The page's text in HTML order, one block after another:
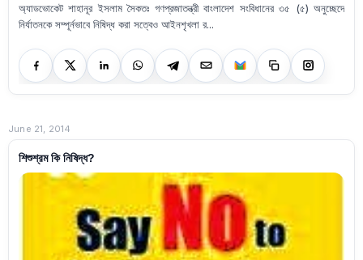
অ্যাডভোকেট শাহানূর ইসলাম সৈকতঃ গণপ্রজাতন্ত্রী বাংলাদেশ সংবিধানের ৩৫ (৫) অনুচ্ছেদে
নির্যাতনকে সম্পূর্নভাবে নিষিদ্ধ করা সত্বেও আইনশৃখলা র...
June 21, 2014
শিশুশ্রম কি নিষিদ্ধ?